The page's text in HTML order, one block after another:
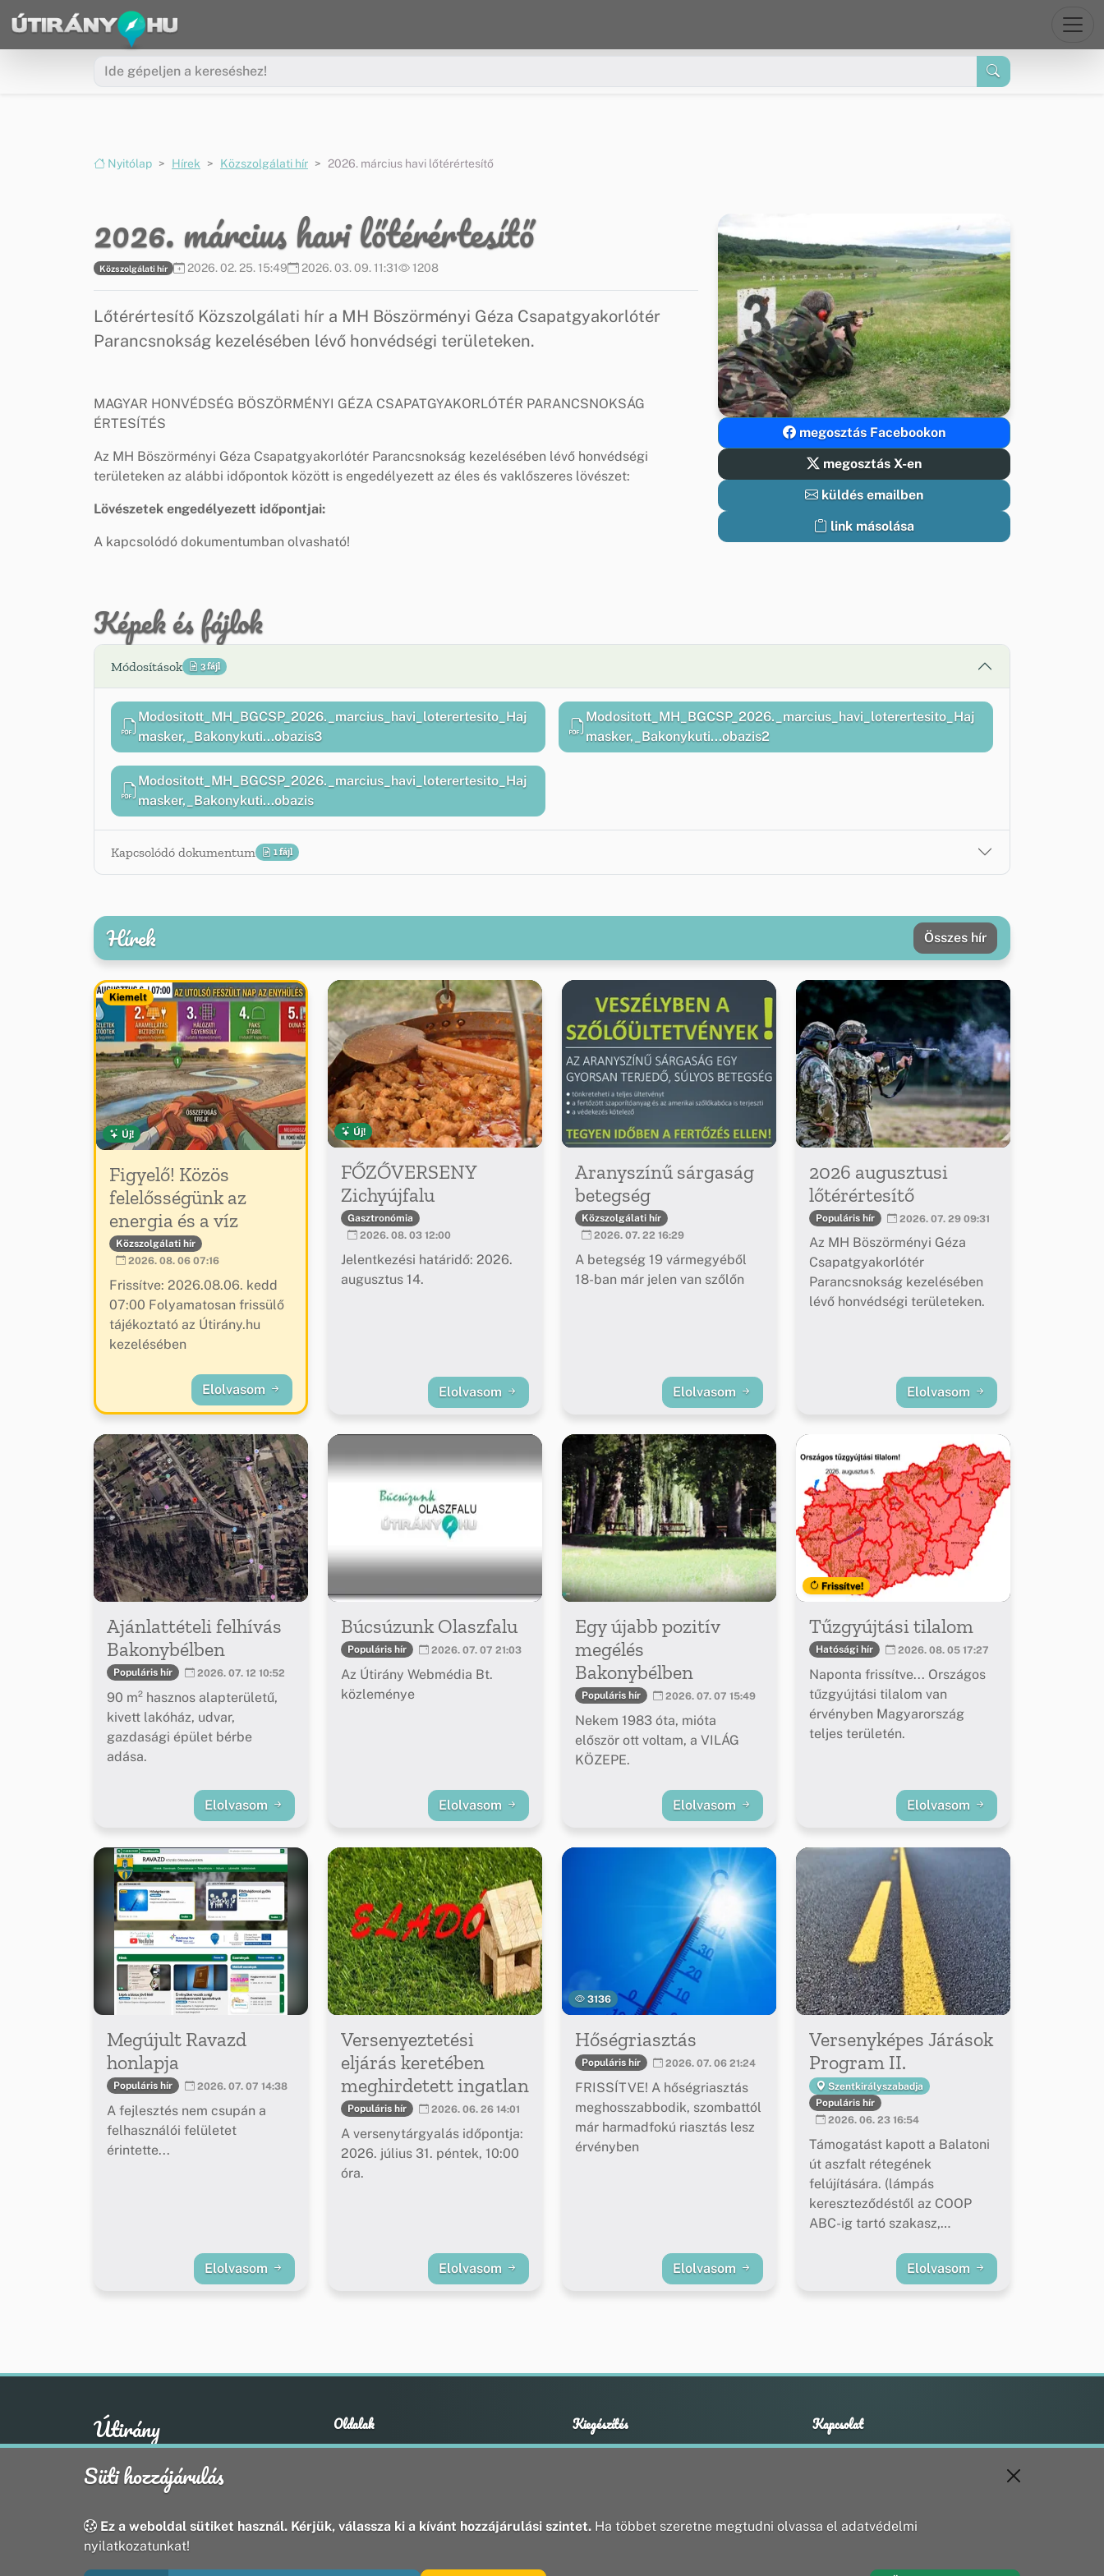
Ugrás a menüre
Ugrás a tartalomra
Nyitólap Hírek Közszolgálati hír 2026. március havi lőtérértesítő
2026. március havi lőtérértesítő
Közszolgálati hír 2026. 02. 25. 15:49 2026. 03. 09. 11:31 1208
Lőtérértesítő Közszolgálati hír a MH Böszörményi Géza Csapatgyakorlótér
Parancsnokság kezelésében lévő honvédségi területeken.
MAGYAR HONVÉDSÉG BÖSZÖRMÉNYI GÉZA CSAPATGYAKORLÓTÉR PARANCSNOKSÁG
ÉRTESÍTÉS
Az MH Böszörményi Géza Csapatgyakorlótér Parancsnokság kezelésében lévő honvédségi
területeken az alábbi időpontok között is engedélyezett az éles és vaklőszeres lövészet:
Lövészetek engedélyezett időpontjai:
A kapcsolódó dokumentumban olvasható!
megosztás Facebookon
megosztás X-en
küldés emailben
link másolása
Képek és fájlok
Módosítások 3 fájl
Modositott_MH_BGCSP_2026._marcius_havi_loterertesito_Haj
masker,_Bakonykuti...obazis3
Modositott_MH_BGCSP_2026._marcius_havi_loterertesito_Haj
masker,_Bakonykuti...obazis2
Modositott_MH_BGCSP_2026._marcius_havi_loterertesito_Haj
masker,_Bakonykuti...obazis
Kapcsolódó dokumentum 1 fájl
Hírek Összes hír
Kiemelt
Új!
Figyelő! Közös
felelősségünk az
energia és a víz
Közszolgálati hír
2026. 08. 06 07:16
Frissítve: 2026.08.06. kedd
07:00 Folyamatosan frissülő
tájékoztató az Útirány.hu
kezelésében
Elolvasom
Új!
FŐZŐVERSENY
Zichyújfalu
Gasztronómia
2026. 08. 03 12:00
Jelentkezési határidő: 2026.
augusztus 14.
Elolvasom
Aranyszínű sárgaság
betegség
Közszolgálati hír
2026. 07. 22 16:29
A betegség 19 vármegyéből
18-ban már jelen van szőlőn
Elolvasom
2026 augusztusi
lőtérértesítő
Populáris hír 2026. 07. 29 09:31
Az MH Böszörményi Géza
Csapatgyakorlótér
Parancsnokság kezelésében
lévő honvédségi területeken.
Elolvasom
Ajánlattételi felhívás
Bakonybélben
Populáris hír 2026. 07. 12 10:52
90 m² hasznos alapterületű,
kivett lakóház, udvar,
gazdasági épület bérbe
adása.
Elolvasom
Búcsúzunk Olaszfalu
Populáris hír 2026. 07. 07 21:03
Az Útirány Webmédia Bt.
közleménye
Elolvasom
Egy újabb pozitív
megélés
Bakonybélben
Populáris hír 2026. 07. 07 15:49
Nekem 1983 óta, mióta
először ott voltam, a VILÁG
KÖZEPE.
Elolvasom
Frissítve!
Tűzgyújtási tilalom
Hatósági hír 2026. 08. 05 17:27
Naponta frissítve... Országos
tűzgyújtási tilalom van
érvényben Magyarország
teljes területén.
Elolvasom
Megújult Ravazd
honlapja
Populáris hír 2026. 07. 07 14:38
A fejlesztés nem csupán a
felhasználói felületet
érintette...
Elolvasom
Versenyeztetési
eljárás keretében
meghirdetett ingatlan
Populáris hír 2026. 06. 26 14:01
A versenytárgyalás időpontja:
2026. július 31. péntek, 10:00
óra.
Elolvasom
3136
Hőségriasztás
Populáris hír 2026. 07. 06 21:24
FRISSÍTVE! A hőségriasztás
meghosszabbodik, szombattól
már harmadfokú riasztás lesz
érvényben
Elolvasom
Versenyképes Járások
Program II.
Szentkirályszabadja
Populáris hír
2026. 06. 23 16:54
Támogatást kapott a Balatoni
út aszfalt rétegének
felújítására. (lámpás
kereszteződéstől az COOP
ABC-ig tartó szakasz,
Elolvasom
Útirány Oldalak
Hírek
Kiegészítés
Adatvédelmi nyilatkozat
Kapcsolat
+36 20 211 1888
Süti hozzájárulás
Ez a weboldal sütiket használ. Kérjük, válassza ki a kívánt hozzájárulási szintet. Ha többet szeretne megtudni olvassa el adatvédelmi
nyilatkozatunkat!